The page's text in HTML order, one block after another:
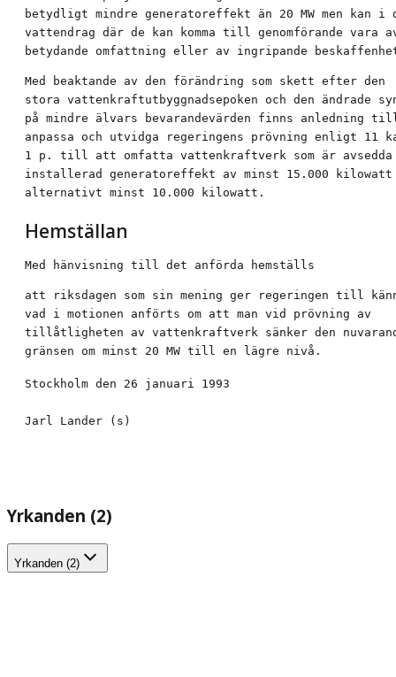
betydligt mindre generatoreffekt än 20 MW men kan i
vattendrag där de kan komma till genomförande vara
betydande omfattning eller av ingripande
Med beaktande av den förändring som skett efter den
stora vattenkraftutbyggnadsepoken och den ändrade
på mindre älvars bevarandevärden finns anledning
anpassa och utvidga regeringens prövning enligt 11
1 p. till att omfatta vattenkraftverk som är
installerad generatoreffekt av minst 15.000 kilowatt
alternativt minst 10.000 kilowatt.
Hemställan
Med hänvisning till det anförda hemställs
att riksdagen som sin mening ger regeringen till
vad i motionen anförts om att man vid prövning av
tillåtligheten av vattenkraftverk sänker den
gränsen om minst 20 MW till en lägre nivå.
Stockholm den 26 januari 1993
Jarl Lander (s)
Yrkanden (2)
Yrkanden (2)